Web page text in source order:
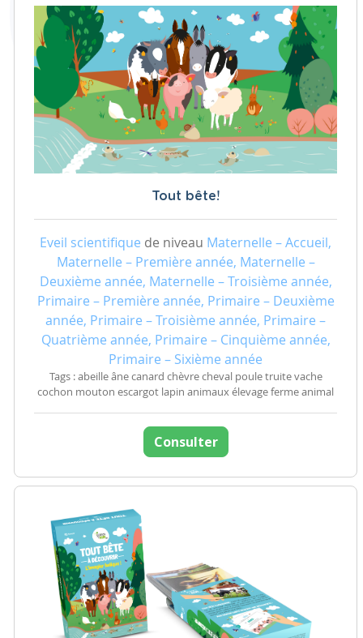
Tout bête!
Eveil scientifique de niveau Maternelle – Accueil,
Maternelle – Première année, Maternelle –
Deuxième année, Maternelle – Troisième année,
Primaire – Première année, Primaire – Deuxième
année, Primaire – Troisième année, Primaire –
Quatrième année, Primaire – Cinquième année,
Primaire – Sixième année
Tags : abeille âne canard chèvre cheval poule truite vache
cochon mouton escargot lapin animaux élevage ferme animal
Consulter